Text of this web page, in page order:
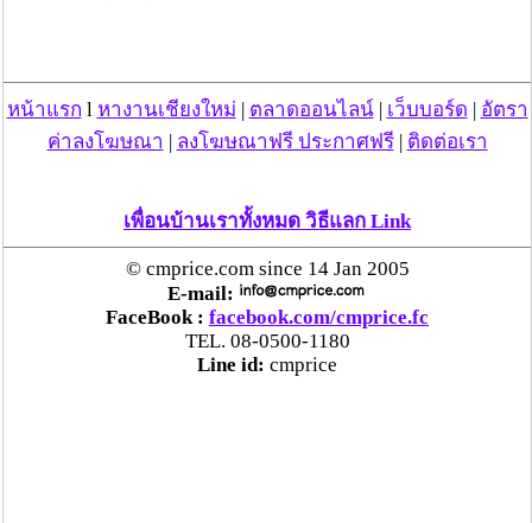
หวิดสูญเงินเกือบสองแสน โชคดีรู้ตัวเร็ว! รีบแจ้งตร.
ประสาน สตช.สายด่วน 1441 อายัดบัญชี-ตามเงินได้
คืนครบ
ตร.สภ.เมืองลำพูน ยึดยาบ้ากว่า 700 เม็ด หลังชาว
บ้านแจ้งพบถุงพลาสติกพันเทปสีดำต้องสงสัยในสวน
ลำไย
แม่สะเรียง ลุยตรวจ “สกุชชี่“ ของเล่นอันตราย พบไร้
มาตรฐานเสี่ยงอันตราย สั่งห้ามขาย-เตือนภัยผู้
ปกครองเฝ้าระวังบุตรหลาน
หน้าแรก l หางานเชียงใหม่ ตลาดออนไลน์| เว็บบอร์ด
อัตรา
ค่าลงโฆษณา
ลงโฆษณาฟรี ประกาศฟรี| ติดต่อเรา
เพื่อนบ้านเราทั้งหมด วิธีแลก Link
© cmprice.com since 14 Jan 2005
E-mail:
FaceBook : facebook.com/cmprice.fc
TEL. 08-0500-1180
Line id: cmprice